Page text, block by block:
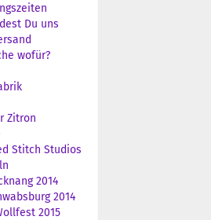
Du uns
wofür?
Zitron
Stitch Studios
2014
2014
2015